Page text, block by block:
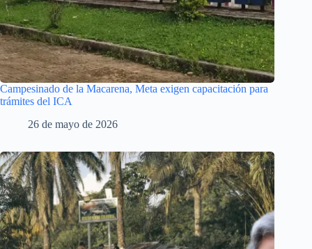
Campesinado de la Macarena, Meta exigen capacitación para
trámites del ICA
26 de mayo de 2026